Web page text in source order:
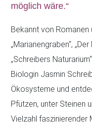
möglich wäre.“
Bekannt von
„Marianengraben“,
„Schreibers
Biologin Jasmin
Ökosysteme und
Pfützen, unter Steinen
Vielzahl faszinierender